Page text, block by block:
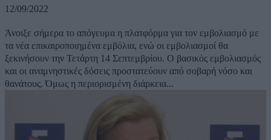
12/09/2022
Άνοιξε σήμερα το απόγευμα η πλατφόρμα για τον εμβολιασμό με
τα νέα επικαιροποιημένα εμβόλια, ενώ οι εμβολιασμοί θα
ξεκινήσουν την Τετάρτη 14 Σεπτεμβρίου. Ο βασικός εμβολιασμός
και οι αναμνηστικές δόσεις προστατεύουν από σοβαρή νόσο και
θανάτους. Όμως η περιορισμένη διάρκεια...